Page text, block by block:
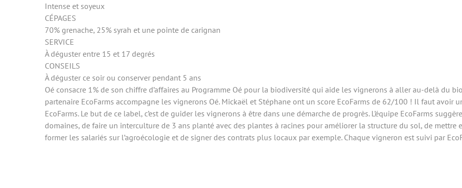
Intense et soyeux
CÉPAGES
70% grenache, 25% syrah et une pointe de carignan
SERVICE
À déguster entre 15 et 17 degrés
CONSEILS
À déguster ce soir ou conserver pendant 5 ans
Oé consacre 1% de son chiffre d’affaires au Programme Oé pour la biodiversité qui aide les vignerons à aller au-delà du
partenaire EcoFarms accompagne les vignerons Oé. Mickaël et Stéphane ont un score EcoFarms de 62/100 ! Il faut
EcoFarms. Le but de ce label, c’est de guider les vignerons à être dans une démarche de progrès. L’équipe EcoFarms
domaines, de faire un interculture de 3 ans planté avec des plantes à racines pour améliorer la structure du sol, de mettre
former les salariés sur l’agroécologie et de signer des contrats plus locaux par exemple. Chaque vigneron est suivi par